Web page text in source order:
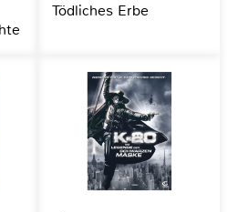
Tödliches Erbe